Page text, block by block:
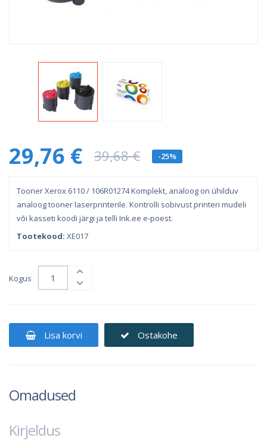
29,76 € 39,68 € -25%
Tooner Xerox 6110 / 106R01274 Komplekt, analoog on ühilduv
analoog tooner laserprinterile. Kontrolli sobivust printeri mudeli
või kasseti koodi järgi ja telli Ink.ee e-poest.
Tootekood: XE017
Kogus
Lisa korvi Ostakohe
Omadused
Kirjeldus